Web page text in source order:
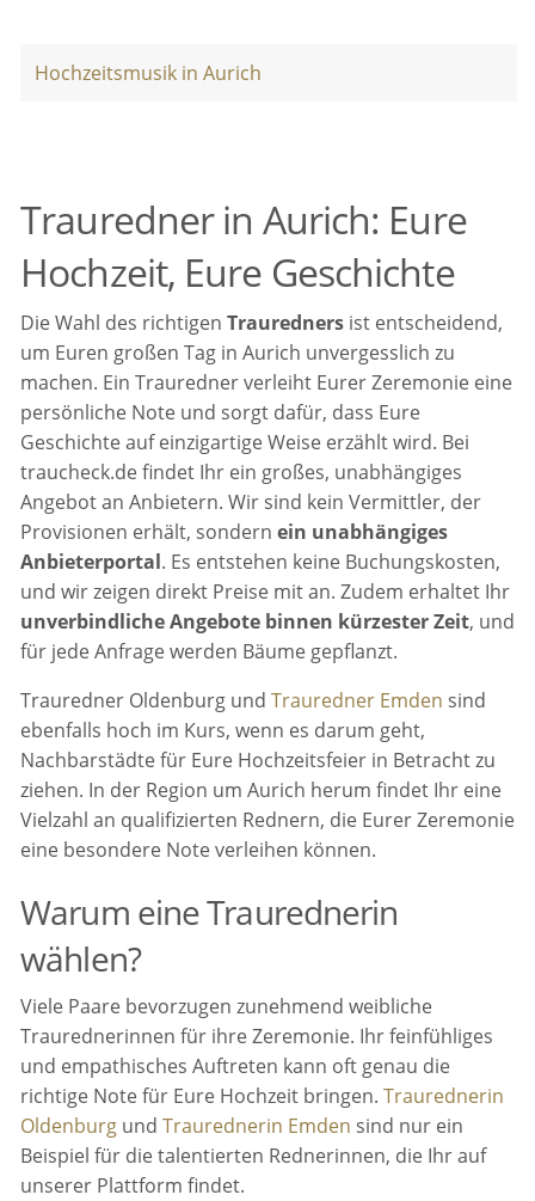
Hochzeitsmusik in Aurich
Trauredner in Aurich: Eure
Hochzeit, Eure Geschichte
Die Wahl des richtigenTrauredners ist entscheidend,
um Euren großen Tag in Aurich unvergesslich zu
machen. Ein Trauredner verleiht Eurer Zeremonie eine
persönliche Note und sorgt dafür, dass Eure
Geschichte auf einzigartige Weise erzählt wird. Bei
traucheck.de findet Ihr ein großes, unabhängiges
Angebot an Anbietern. Wir sind kein Vermittler, der
Provisionen erhält, sondernein unabhängiges
Anbieterportal. Es entstehen keine Buchungskosten,
und wir zeigen direkt Preise mit an. Zudem erhaltet Ihr
unverbindliche Angebote binnen kürzester Zeit, und
für jede Anfrage werden Bäume gepflanzt.
Trauredner Oldenburg undTrauredner Emden sind
ebenfalls hoch im Kurs, wenn es darum geht,
Nachbarstädte für Eure Hochzeitsfeier in Betracht zu
ziehen. In der Region um Aurich herum findet Ihr eine
Vielzahl an qualifizierten Rednern, die Eurer Zeremonie
eine besondere Note verleihen können.
Warum eine Traurednerin
wählen?
Viele Paare bevorzugen zunehmend weibliche
Traurednerinnen für ihre Zeremonie. Ihr feinfühliges
und empathisches Auftreten kann oft genau die
richtige Note für Eure Hochzeit bringen.Traurednerin
Oldenburg undTraurednerin Emden sind nur ein
Beispiel für die talentierten Rednerinnen, die Ihr auf
unserer Plattform findet.